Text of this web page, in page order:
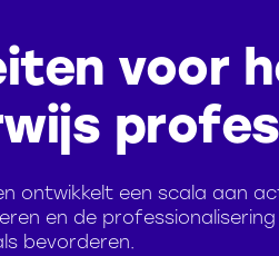
voor
ontwikkelt een scala aan
en de professionalisering
bevorderen.